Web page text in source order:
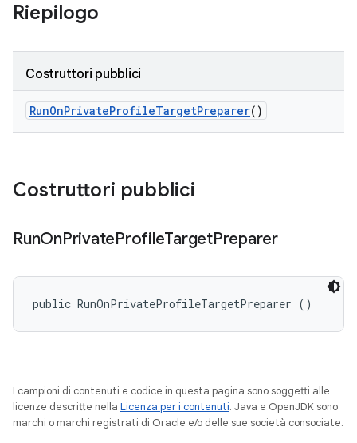
Riepilogo
Costruttori pubblici
RunOnPrivateProfileTargetPreparer()
Costruttori pubblici
RunOnPrivateProfileTargetPreparer
public RunOnPrivateProfileTargetPreparer ()
I campioni di contenuti e codice in questa pagina sono soggetti alle
licenze descritte nella Licenza per i contenuti. Java e OpenJDK sono
marchi o marchi registrati di Oracle e/o delle sue società consociate.